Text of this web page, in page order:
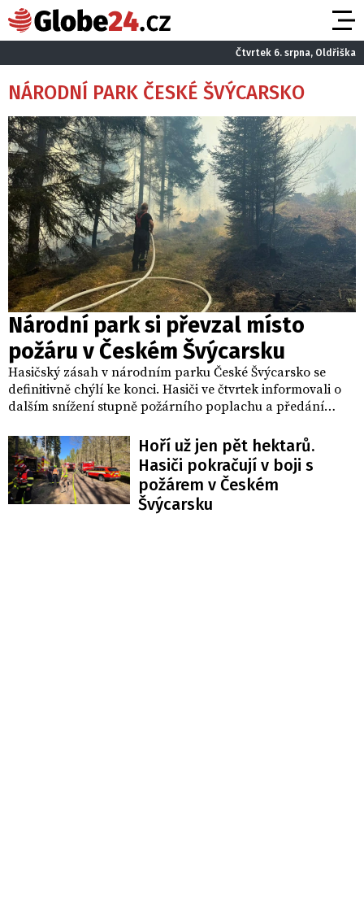
Čtvrtek 6. srpna, Oldřiška
NÁRODNÍ PARK ČESKÉ ŠVÝCARSKO
Národní park si převzal místo
požáru v Českém Švýcarsku
Hasičský zásah v národním parku České Švýcarsko se
definitivně chýlí ke konci. Hasiči ve čtvrtek informovali o
dalším snížení stupně požárního poplachu a předání
dobrovolní hasiči.
Hoří už jen pět hektarů.
Hasiči pokračují v boji s
požárem v Českém
Švýcarsku